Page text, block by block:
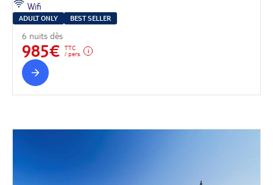
Wifi
ADULT ONLY BEST SELLER
6 nuits dès
985€
TTC
/ pers.